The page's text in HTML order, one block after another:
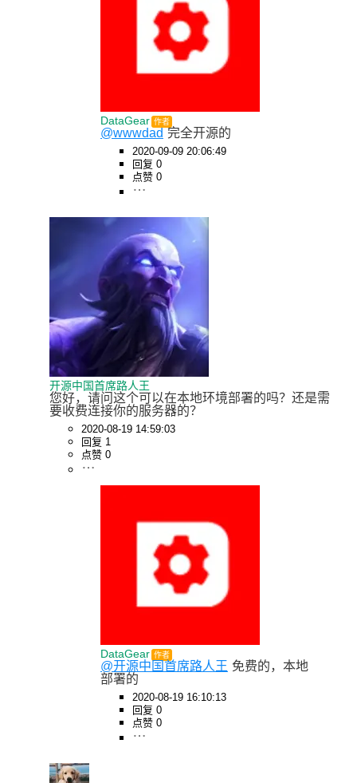
DataGear 作者
@wwwdad 完全开源的
2020-09-09 20:06:49
回复 0
点赞 0
开源中国首席路人王
您好，请问这个可以在本地环境部署的吗？还是需
要收费连接你的服务器的？
2020-08-19 14:59:03
回复 1
点赞 0
DataGear 作者
@开源中国首席路人王 免费的，本地
部署的
2020-08-19 16:10:13
回复 0
点赞 0